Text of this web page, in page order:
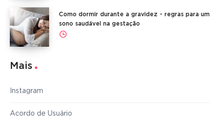
Como dormir durante a gravidez - regras para um
sono saudável na gestação
Mais
Instagram
Acordo de Usuário